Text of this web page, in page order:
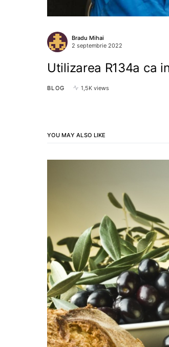
Bradu Mihai
2 septembrie 2022
Utilizarea R134a ca
BLOG 1,5K views
YOU MAY ALSO LIKE